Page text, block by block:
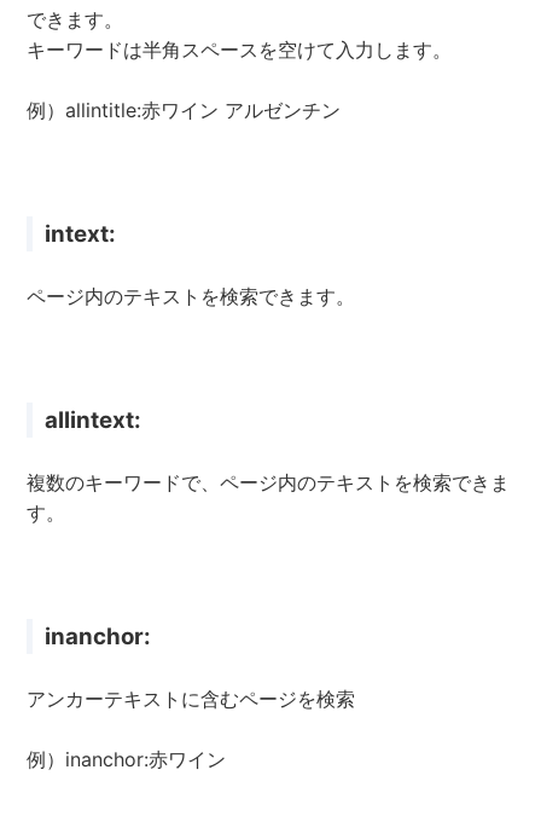
できます。
キーワードは半角スペースを空けて入力します。
例）allintitle:赤ワイン アルゼンチン
intext:
ページ内のテキストを検索できます。
allintext:
複数のキーワードで、ページ内のテキストを検索できま
す。
inanchor:
アンカーテキストに含むページを検索
例）inanchor:赤ワイン